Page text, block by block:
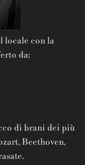
locale con la
da:
di brani dei più
Beethoven,